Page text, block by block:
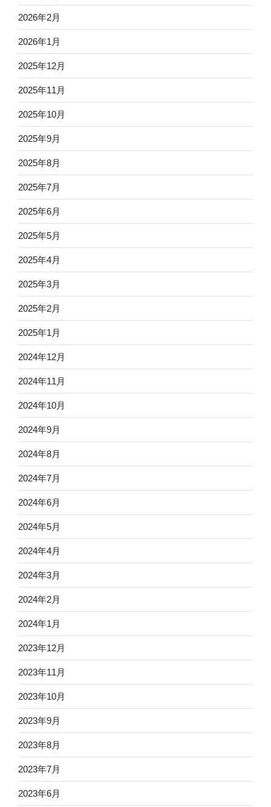
2026年2月
2026年1月
2025年12月
2025年11月
2025年10月
2025年9月
2025年8月
2025年7月
2025年6月
2025年5月
2025年4月
2025年3月
2025年2月
2025年1月
2024年12月
2024年11月
2024年10月
2024年9月
2024年8月
2024年7月
2024年6月
2024年5月
2024年4月
2024年3月
2024年2月
2024年1月
2023年12月
2023年11月
2023年10月
2023年9月
2023年8月
2023年7月
2023年6月